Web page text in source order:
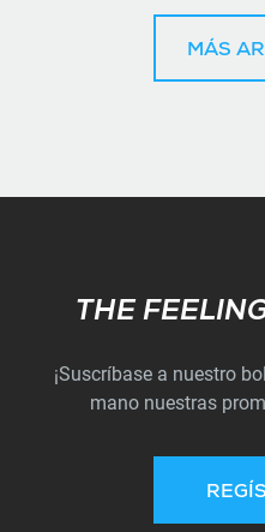
MÁS
THE
¡Suscríbase a nuestro
mano nuestras